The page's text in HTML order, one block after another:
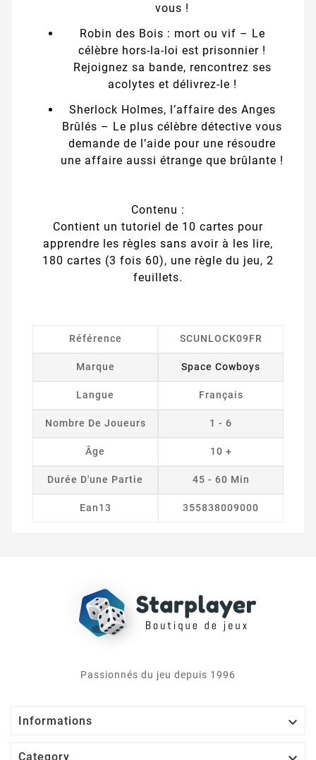
vous !
Robin des Bois : mort ou vif – Le
célèbre hors-la-loi est prisonnier !
Rejoignez sa bande, rencontrez ses
acolytes et délivrez-le !
Sherlock Holmes, l’affaire des Anges
Brûlés – Le plus célèbre détective vous
demande de l’aide pour une résoudre
une affaire aussi étrange que brûlante !
Contenu :
Contient un tutoriel de 10 cartes pour
apprendre les règles sans avoir à les lire,
180 cartes (3 fois 60), une règle du jeu, 2
feuillets.
Référence SCUNLOCK09FR
Marque Space Cowboys
Langue Français
Nombre De Joueurs 1 - 6
Âge 10 +
Durée D'une Partie 45 - 60 Min
Ean13 355838009000
Passionnés du jeu depuis 1996
Informations 
Category